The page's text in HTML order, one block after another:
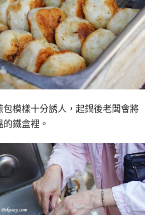
包模樣十分誘人，起鍋後老闆會將
鐵盒裡。